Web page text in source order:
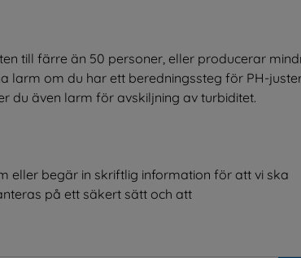
till färre än 50 personer, eller producerar
larm om du har ett beredningssteg för PH-
du även larm för avskiljning av turbiditet.
eller begär in skriftlig information för att vi ska
på ett säkert sätt och att